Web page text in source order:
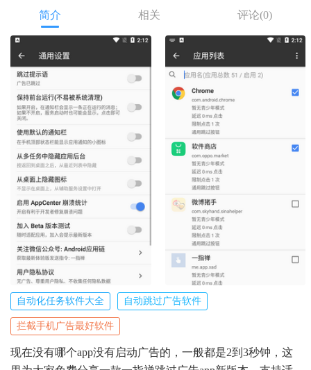
简介 相关 评论(0)
自动化任务软件大全 自动跳过广告软件
拦截手机广告最好软件
现在没有哪个app没有启动广告的，一般都是2到3秒钟，这